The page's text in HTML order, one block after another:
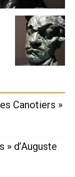
Canotiers »
» d’Auguste